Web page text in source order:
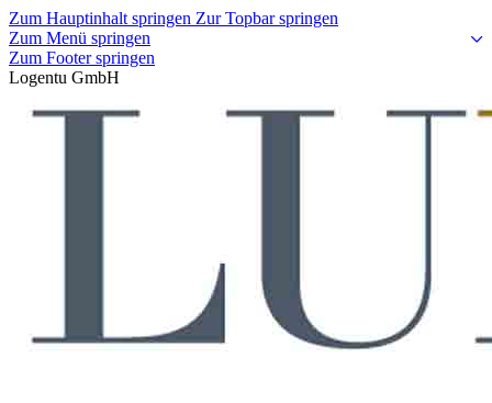
Zum Hauptinhalt springen Zur Topbar springen
Zum Menü springen
Zum Footer springen
Logentu GmbH